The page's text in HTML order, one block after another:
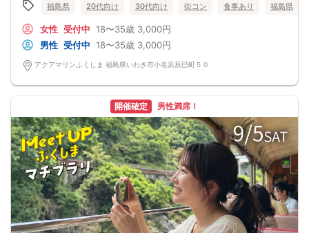
福島県 20代向け 30代向け 街コン 食事あり 福島県
女性 受付中 18〜35歳 3,000円
男性 受付中 18〜35歳 3,000円
アクアマリンふくしま 福島県いわき市小名浜辰巳町５０
開催確定 男性満席！